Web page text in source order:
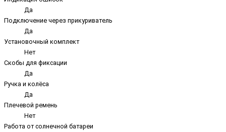
Да
Подключение через прикуриватель
Да
Установочный комплект
Нет
Скобы для фиксации
Да
Ручка и колёса
Да
Плечевой ремень
Нет
Работа от солнечной батареи